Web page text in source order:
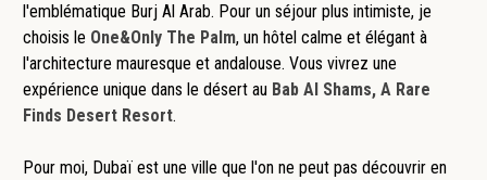
l'emblématique Burj Al Arab. Pour un séjour plus intimiste, je
choisis le One&Only The Palm, un hôtel calme et élégant à
l'architecture mauresque et andalouse. Vous vivrez une
expérience unique dans le désert au Bab Al Shams, A Rare
Finds Desert Resort.
Pour moi, Dubaï est une ville que l'on ne peut pas découvrir en